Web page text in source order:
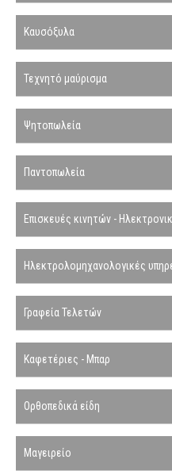
Καυσόξυλα
Τεχνητό μαύρισμα
Ψητοπωλεία
Παντοπωλεία
Επισκευές κινητών -
Ηλεκτρολομηχανολογικές
Γραφεία Τελετών
Καφετέριες - Μπαρ
Ορθοπεδικά είδη
Μαγειρείο